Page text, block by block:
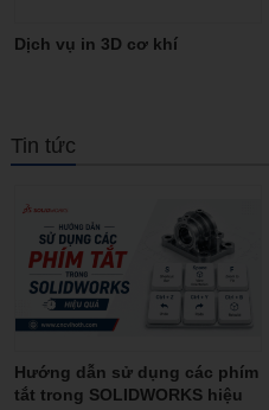
Dịch vụ in 3D cơ khí
Tin tức
Hướng dẫn sử dụng các phím
tắt trong SOLIDWORKS hiệu